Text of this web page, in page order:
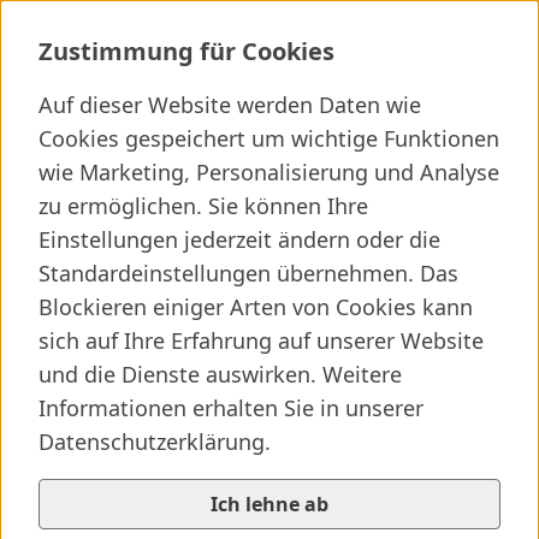
Zustimmung für Cookies
Auf dieser Website werden Daten wie
Cookies gespeichert um wichtige Funktionen
wie Marketing, Personalisierung und Analyse
zu ermöglichen. Sie können Ihre
Einstellungen jederzeit ändern oder die
Standardeinstellungen übernehmen. Das
Blockieren einiger Arten von Cookies kann
sich auf Ihre Erfahrung auf unserer Website
und die Dienste auswirken. Weitere
Informationen erhalten Sie in unserer
Datenschutzerklärung.
Ich lehne ab
Ich suche ...
Wichtige Links
Kliniken finden Presseartikel Jobs